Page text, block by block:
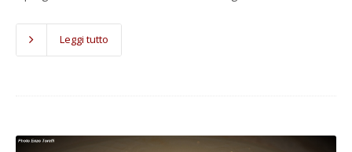
Leggi tutto